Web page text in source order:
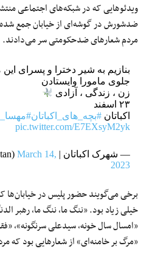
ویدئوهایی که در شبکه‌های اجتماعی
ضدشورش در گوشه‌ای از خیابان جمع شده
مردم شعارهای ضدحکومتی سر می‌دادند.
بنازیم به شیر دخترا و پسرای
جلوی مامورا وایستادن
زن ، زندگی ، آزادی
۲۳ اسفند
اکباتان #بچه_های_اکباتان
pic.twitter.com/E7EXsyM2yk
— شهرک اکباتان | Ekbatan (@shahrak_ekbatan) March 14,
2023
برخی می‌گویند حضور پلیس در خیابان‌ها
خیلی زیاد بود. «ننگ ما، ننگ ما، رهبر
«امسال سال خونه، سیدعلی سرنگونه»،
«مرگ بر خامنه‌ای» از شعارهایی بود که